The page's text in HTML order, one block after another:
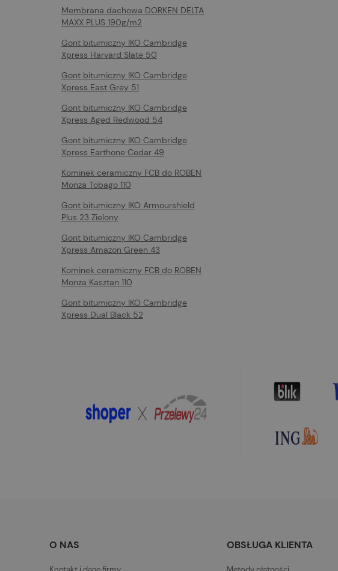
Membrana dachowa DORKEN DELTA
MAXX PLUS 190g/m2
Gont bitumiczny IKO Cambridge
Xpress Harvard Slate 50
Gont bitumiczny IKO Cambridge
Xpress East Grey 51
Gont bitumiczny IKO Cambridge
Xpress Aged Redwood 54
Gont bitumiczny IKO Cambridge
Xpress Earthone Cedar 49
Kominek ceramiczny FCB do ROBEN
Monza Tobago 110
Gont bitumiczny IKO Armourshield
Plus 23 Zielony
Gont bitumiczny IKO Cambridge
Xpress Amazon Green 43
Kominek ceramiczny FCB do ROBEN
Monza Kasztan 110
Gont bitumiczny IKO Cambridge
Xpress Dual Black 52
O NAS OBSŁUGA KLIENTA